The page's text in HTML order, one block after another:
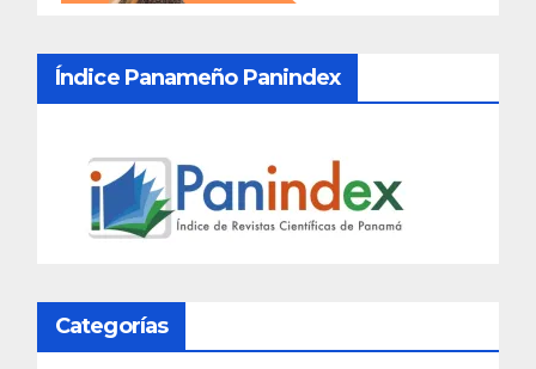
Índice Panameño Panindex
Categorías